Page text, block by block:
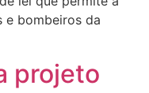
e bombeiros da
projeto